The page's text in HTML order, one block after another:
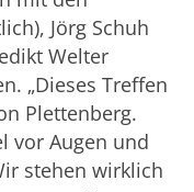
Jörg Schuh
Welter
„Dieses Treffen
Plettenberg.
vor Augen und
stehen wirklich